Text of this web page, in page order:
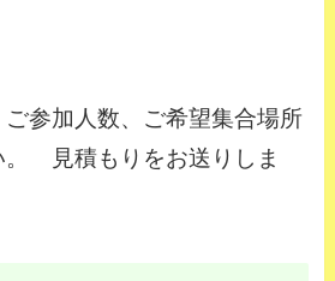
参加人数、ご希望集合場所
。 見積もりをお送りしま